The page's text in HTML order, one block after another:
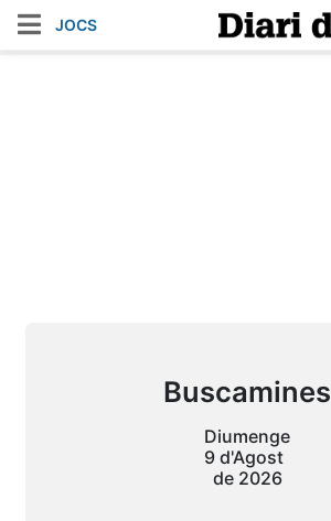
JOCS
Buscamines
Diumenge
9 d'Agost
de 2026